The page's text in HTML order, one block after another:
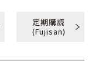
定期購読
(Fujisan)